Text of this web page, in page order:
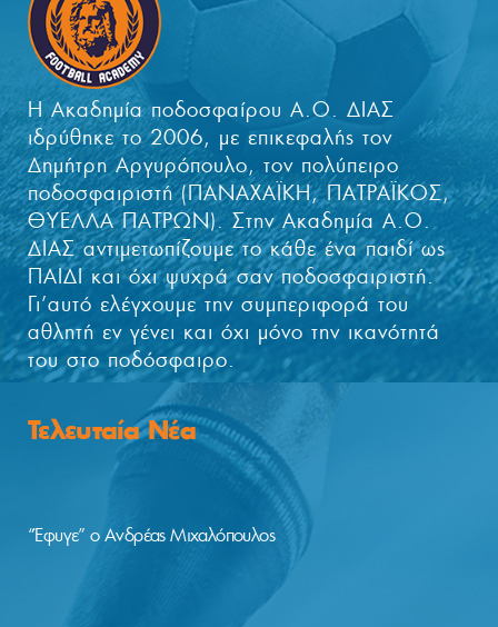
Η Ακαδημία ποδοσφαίρου Α.Ο. ΔΙΑΣ
ιδρύθηκε το 2006, με επικεφαλής τον
Δημήτρη Αργυρόπουλο, τον πολύπειρο
ποδοσφαιριστή (ΠΑΝΑΧΑΪΚΗ, ΠΑΤΡΑΪΚΟΣ,
ΘΥΕΛΛΑ ΠΑΤΡΩΝ). Στην Ακαδημία Α.Ο.
ΔΙΑΣ αντιμετωπίζουμε το κάθε ένα παιδί ως
ΠΑΙΔΙ και όχι ψυχρά σαν ποδοσφαιριστή.
Γι’αυτό ελέγχουμε την συμπεριφορά του
αθλητή εν γένει και όχι μόνο την ικανότητά
του στο ποδόσφαιρο.
Τελευταία Νέα
“Έφυγε” ο Ανδρέας Μιχαλόπουλος